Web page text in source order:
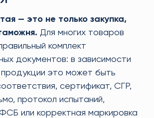
— это не только закупка,
Для многих товаров
комплект
документов: в зависимости
это может быть
сертификат, СГР,
протокол испытаний,
или корректная маркировка